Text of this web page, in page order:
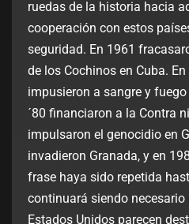
ruedas de la historia hacia
cooperación con estos
seguridad. En 1961
de los Cochinos en Cuba.
impusieron a sangre y
´80 financiaron a la Contra
impulsaron el genocidio en
invadieron Granada, y en
frase haya sido repetida
continuará siendo necesario
Estados Unidos parecen